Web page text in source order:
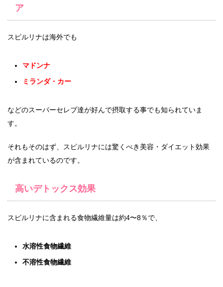
ア
スピルリナは海外でも
マドンナ
ミランダ・カー
などのスーパーセレブ達が好んで摂取する事でも知られていま
す。
それもそのはず、スピルリナには驚くべき美容・ダイエット効果
が含まれているのです。
高いデトックス効果
スピルリナに含まれる食物繊維量は約4〜8％で、
水溶性食物繊維
不溶性食物繊維